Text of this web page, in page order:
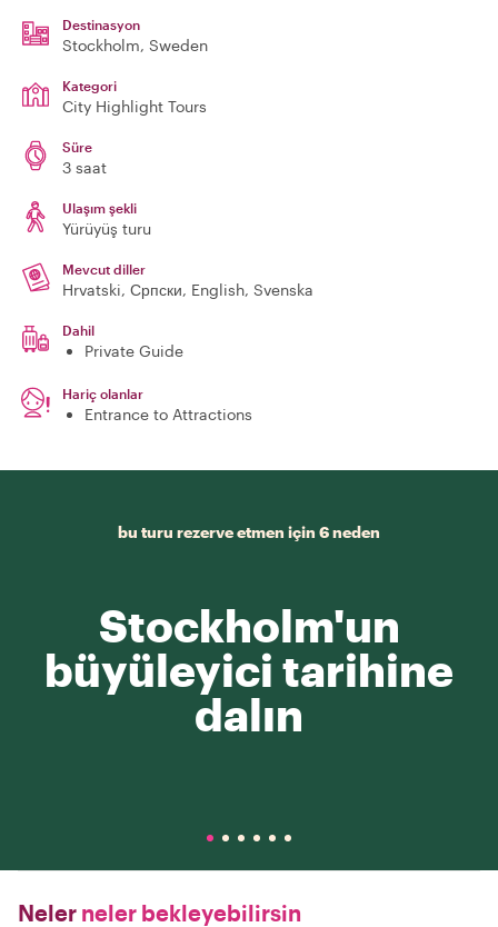
Destinasyon
Stockholm, Sweden
Kategori
City Highlight Tours
Süre
3 saat
Ulaşım şekli
Yürüyüş turu
Mevcut diller
Hrvatski, Српски, English, Svenska
Dahil
Private Guide
Hariç olanlar
Entrance to Attractions
bu turu rezerve etmen için 6 neden
Stockholm'un
büyüleyici tarihine
dalın
Neler neler bekleyebilirsin